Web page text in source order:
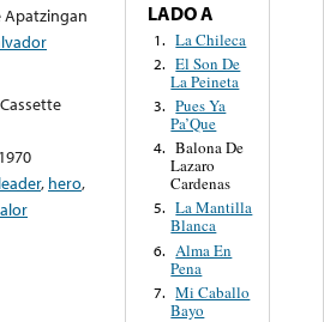
Apatzingan
Cassette
leader, hero,
LADO A
1. La Chileca
2. El Son De
La Peineta
3. Pues Ya
Pa’Que
4. Balona De
Lazaro
Cardenas
5. La Mantilla
Blanca
6. Alma En
Pena
7. Mi Caballo
Bayo